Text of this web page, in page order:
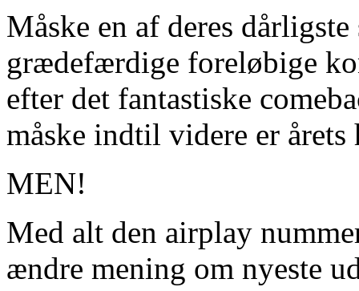
Måske en af deres
grædefærdige foreløbige
efter det fantastiske
måske indtil videre er
MEN!
Med alt den airplay
ændre mening om nyeste